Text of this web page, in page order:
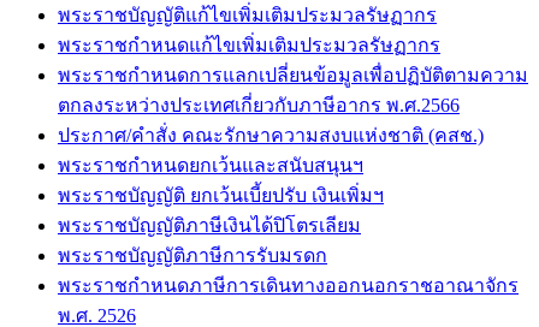
พระราชบัญญัติแก้ไขเพิ่มเติมประมวลรัษฏากร
พระราชกำหนดแก้ไขเพิ่มเติมประมวลรัษฏากร
พระราชกำหนดการแลกเปลี่ยนข้อมูลเพื่อปฏิบัติตามความ
ตกลงระหว่างประเทศเกี่ยวกับภาษีอากร พ.ศ.2566
ประกาศ/คำสั่ง คณะรักษาความสงบแห่งชาติ (คสช.)
พระราชกำหนดยกเว้นและสนับสนุนฯ
พระราชบัญญัติ ยกเว้นเบี้ยปรับ เงินเพิ่มฯ
พระราชบัญญัติภาษีเงินได้ปิโตรเลียม
พระราชบัญญัติภาษีการรับมรดก
พระราชกำหนดภาษีการเดินทางออกนอกราชอาณาจักร
พ.ศ. 2526